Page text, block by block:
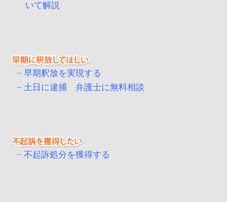
いて解説
早期釈放を実現する
土日に逮捕 弁護士に無料相談
不起訴処分を獲得する